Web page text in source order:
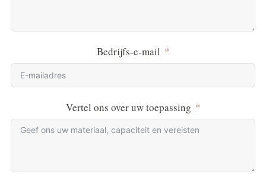
Bedrijfs-e-mail
Vertel ons over uw toepassing